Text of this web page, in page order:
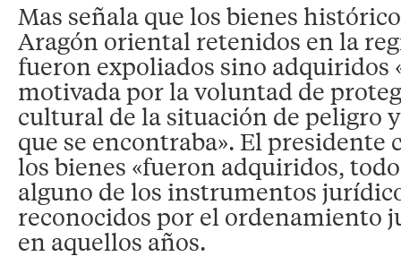
Mas señala que los bienes
Aragón oriental retenidos en la
fueron expoliados sino adquiridos
motivada por la voluntad de
cultural de la situación de peligro
que se encontraba». El presidente
los bienes «fueron adquiridos,
alguno de los instrumentos
reconocidos por el ordenamiento
en aquellos años.